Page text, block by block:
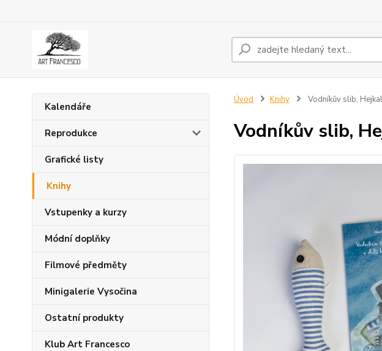
Kalendáře
Reprodukce
Grafické listy
Knihy
Vstupenky a kurzy
Módní doplňky
Filmové předměty
Minigalerie Vysočina
Ostatní produkty
Klub Art Francesco
Úvod Knihy Vodníkův slib,
Vodníkův slib,